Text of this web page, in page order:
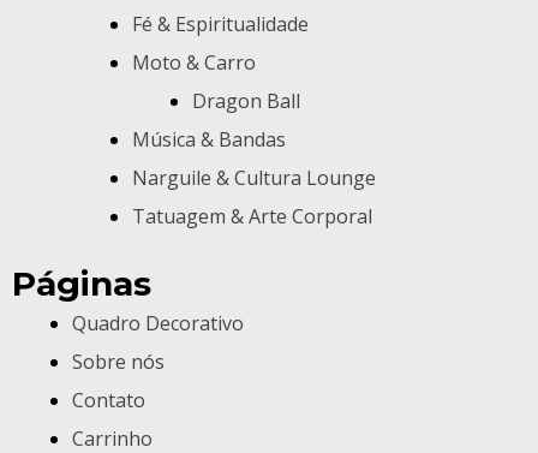
Fé & Espiritualidade
Moto & Carro
Dragon Ball
Música & Bandas
Narguile & Cultura Lounge
Tatuagem & Arte Corporal
Páginas
Quadro Decorativo
Sobre nós
Contato
Carrinho